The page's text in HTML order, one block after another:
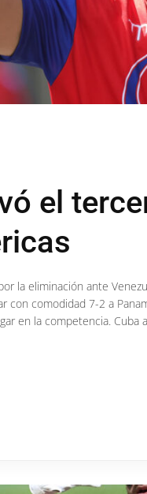
el
la eliminación ante
con comodidad 7-2 a
en la competencia.